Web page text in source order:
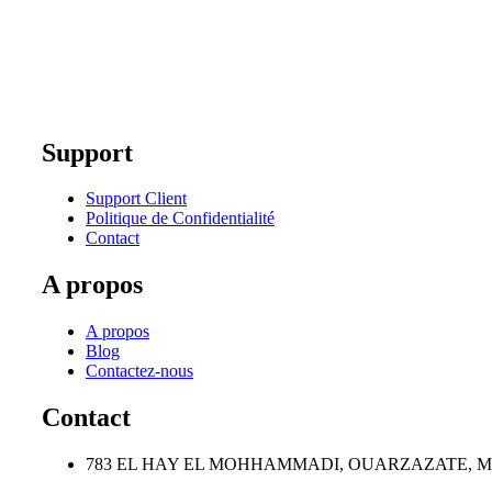
Support
Support Client
Politique de Confidentialité
Contact
A propos
A propos
Blog
Contactez-nous
Contact
783 EL HAY EL MOHHAMMADI, OUARZAZATE,